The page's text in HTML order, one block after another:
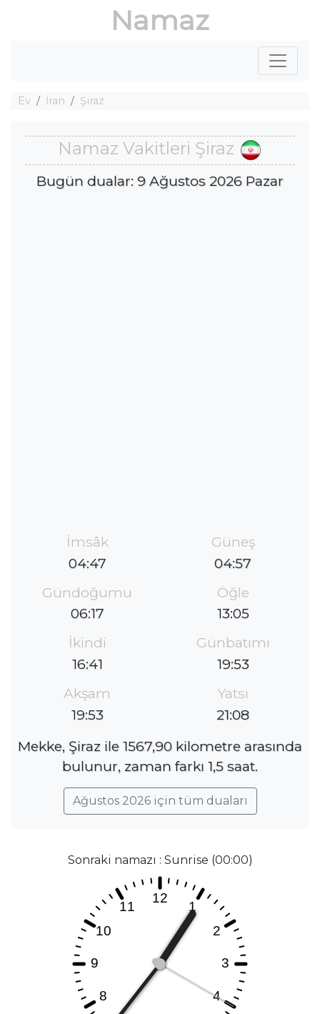
Namaz
Ev İran Şiraz
Namaz Vakitleri Şiraz
Bugün dualar: 9 Ağustos 2026 Pazar
İmsâk
04:47
Güneş
04:57
Gündoğumu
06:17
Öğle
13:05
İkindi
16:41
Günbatımı
19:53
Akşam
19:53
Yatsı
21:08
Mekke, Şiraz ile 1567,90 kilometre arasında
bulunur, zaman farkı 1,5 saat.
Ağustos 2026 için tüm duaları
Sonraki namazı : Sunrise (00:00)